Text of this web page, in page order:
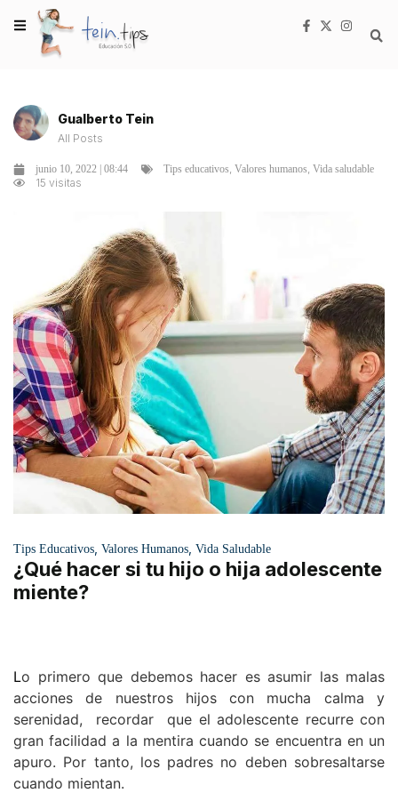
Gualberto Tein
All Posts
junio 10, 2022 | 08:44 Tips educativos, Valores humanos, Vida saludable
15 visitas
Tips Educativos Valores Humanos Vida Saludable
¿Qué hacer si tu hijo o hija adolescente
miente?
Lo primero que debemos hacer es asumir las malas
acciones de nuestros hijos con mucha calma y
serenidad, recordar que el adolescente recurre con
gran facilidad a la mentira cuando se encuentra en un
apuro. Por tanto, los padres no deben sobresaltarse
cuando mientan.